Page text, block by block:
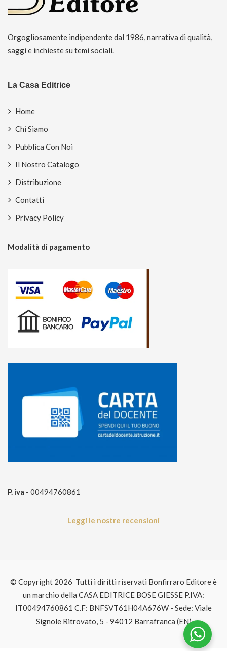
Orgogliosamente indipendente dal 1986, narrativa di qualità,
saggi e inchieste su temi sociali.
La Casa Editrice
Home
Chi Siamo
Pubblica Con Noi
Il Nostro Catalogo
Distribuzione
Contatti
Privacy Policy
Modalità di pagamento
P. iva - 00494760861
Leggi le nostre recensioni
© Copyright 2026 Tutti i diritti riservati Bonfirraro Editore è
un marchio della CASA EDITRICE BOSE GIESSE P.IVA:
IT00494760861 C.F: BNFSVT61H04A676W - Sede: Viale
Signole Ritrovato, 5 - 94012 Barrafranca (EN)